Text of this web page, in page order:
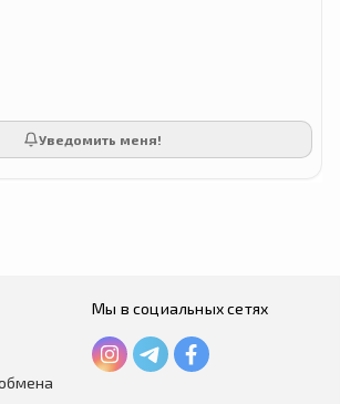
Уведомить меня!
Мы в социальных сетях